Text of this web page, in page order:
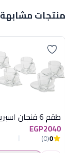
منتجات مشابهة
EGP2040
0
(0)